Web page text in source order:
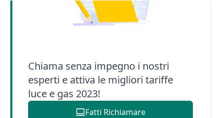
Chiama senza impegno i nostri
esperti e attiva le migliori tariffe
luce e gas 2023!
Fatti Richiamare